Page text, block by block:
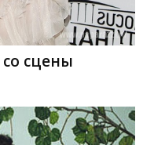
сцены